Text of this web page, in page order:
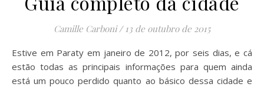
Camille Carboni / 13 de outubro de 2015
Estive em Paraty em janeiro de 2012, por seis dias, e cá
estão todas as principais informações para quem ainda
está um pouco perdido quanto ao básico dessa cidade e